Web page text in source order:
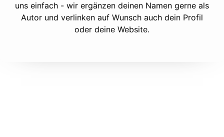
uns einfach - wir ergänzen deinen Namen gerne als
Autor und verlinken auf Wunsch auch dein Profil
oder deine Website.